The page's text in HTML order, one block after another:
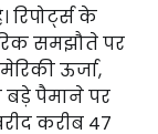
रिपोर्ट्स के
समझौते पर
ऊर्जा,
बड़े पैमाने पर
करीब 47